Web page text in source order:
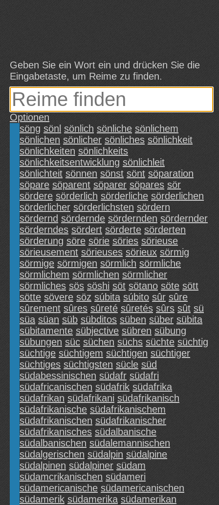
Geben Sie ein Wort ein und drücken Sie die
Eingabetaste, um Reime zu finden.
Optionen
söng sönl sönlich sönliche sönlichem
sönlichen sönlicher sönliches sönlichkeit
sönlichkeiten sönlichkeits
sönlichkeitsentwicklung sönlichleit
sönlichteit sönnen sönst sönt söparation
söpare söparent söparer söpares sör
sördere sörderlich sörderliche sörderlichen
sörderlicher sörderlichsten sördern
sördernd sördernde sördernden sördernder
sörderndes sördert sörderte sörderten
sörderung söre sörie söries sörieuse
sörieusement sörieuses sörieux sörmig
sörmige sörmigen sörmlich sörmliche
sörmlichem sörmlichen sörmlicher
sörmliches sös söshi söt sötano söte sött
sötte sövere söz súbita súbito sûr sûre
sûrement sûres sûreté sûretés sûrs sût sü
süa süan süb sübditos süben süber sübita
sübitamente sübjective sübren sübung
sübungen süc süchen süchs süchte süchtig
süchtige süchtigem süchtigen süchtiger
süchtiges süchtigsten sücle süd
südabessinischen südafr südafri
südafricanischen südafrik südafrika
südafrikan südafrikani südafrikanisch
südafrikanische südafrikanischem
südafrikanischen südafrikanischer
südafrikanisches südalbanische
südalbanischen südalemannischen
südalgerischen südalpin südalpine
südalpinen südalpiner südam
südamcrikanischen südameri
südamericanische südamericanischen
südamerik südamerika südamerikan